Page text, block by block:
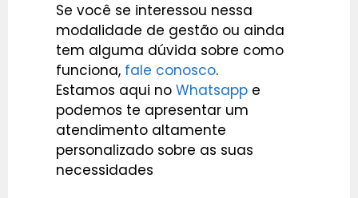
Se você se interessou nessa
modalidade de gestão ou ainda
tem alguma dúvida sobre como
funciona, fale conosco.
Estamos aqui no Whatsapp e
podemos te apresentar um
atendimento altamente
personalizado sobre as suas
necessidades